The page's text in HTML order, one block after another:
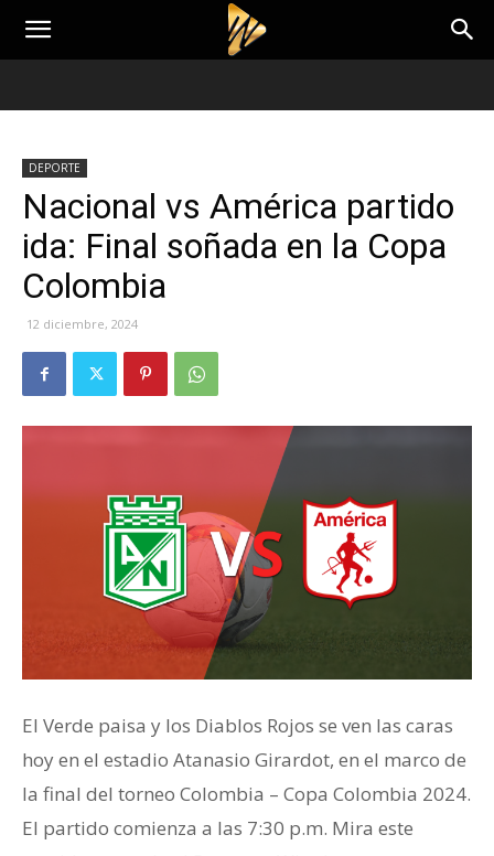
DEPORTE
Nacional vs América partido
ida: Final soñada en la Copa
Colombia
12 diciembre, 2024
El Verde paisa y los Diablos Rojos se ven las caras
hoy en el estadio Atanasio Girardot, en el marco de
la final del torneo Colombia – Copa Colombia 2024.
El partido comienza a las 7:30 p.m. Mira este